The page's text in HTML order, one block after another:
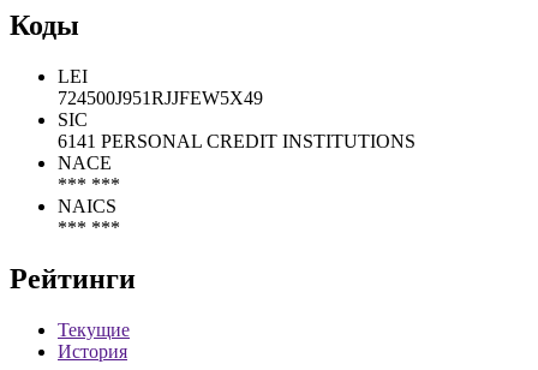
Коды
LEI
724500J951RJJFEW5X49
SIC
6141 PERSONAL CREDIT INSTITUTIONS
NACE
*** ***
NAICS
*** ***
Рейтинги
Текущие
История